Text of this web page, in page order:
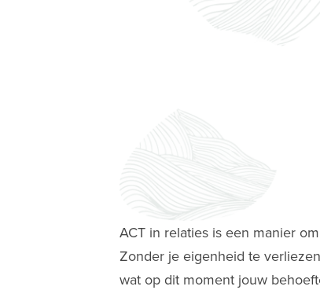
ACT in relaties is een manier
Zonder je eigenheid te
wat op dit moment jouw